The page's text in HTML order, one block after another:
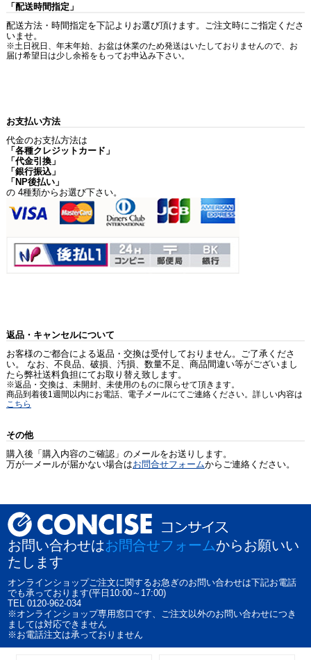
「配送時間指定」
配送方法・時間指定を下記よりお選び頂けます。ご注文時にご指定くださ
いませ。
※土日祝日、年末年始、お盆は休業のため発送はいたしておりませんので、お
届け希望日は少し余裕をもってお申込み下さい。
お支払い方法
代金のお支払方法は
「各種クレジットカード」
「代金引換」
「銀行振込」
「NP後払い」
の 4種類からお選び下さい。
返品・キャンセルについて
お客様のご都合による返品・交換は受付しておりません。ご了承くださ
い。 なお、不良品、破損、汚損、数量不足、商品間違い等がございまし
たら弊社送料負担にてお取り替え致します。
※返品・交換は、未開封、未使用のものに限らせて頂きます。
商品到着後1週間以内にお電話、電子メールにてご連絡ください。詳しい内容は
こちら
その他
購入後「購入内容のご確認」のメールをお送りします。
万が一メールが届かない場合はお問合せフォームからご連絡ください。
お問い合わせはお問合せフォームからお願いい
たします
オンラインショップご注文に関するお急ぎのお問い合わせは下記お電話
でも承っております(平日10:00～17:00)
TEL 0120-962-034
※オンラインショップ専用窓口です、ご注文以外のお問い合わせにつき
ましては対応できません
※お電話注文は承っておりません